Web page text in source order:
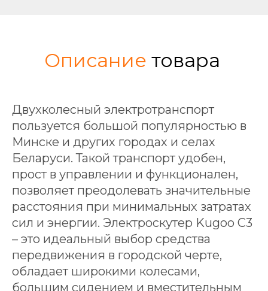
Описание товара
Двухколесный электротранспорт
пользуется большой популярностью в
Минске и других городах и селах
Беларуси. Такой транспорт удобен,
прост в управлении и функционален,
позволяет преодолевать значительные
расстояния при минимальных затратах
сил и энергии. Электроскутер Kugoo C3
– это идеальный выбор средства
передвижения в городской черте,
обладает широкими колесами,
большим сидением и вместительным
И получите подарки
250 BYN
ПОДБЕРИТЕ ИДЕАЛЬНЫЙ
ЭЛЕКТРОСАМОКАТ
КОНКРЕТНО ПОД ВАС
ВСЕГО ЗА 2 МИНУТЫ